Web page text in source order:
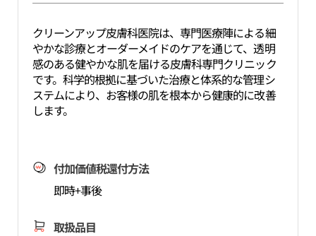
クリーンアップ皮膚科医院は、専門医療陣による細
やかな診療とオーダーメイドのケアを通じて、透明
感のある健やかな肌を届ける皮膚科専門クリニック
です。科学的根拠に基づいた治療と体系的な管理シ
ステムにより、お客様の肌を根本から健康的に改善
します。
付加価値税還付方法
即時+事後
取扱品目